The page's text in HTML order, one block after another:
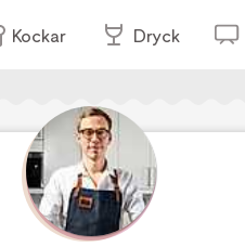
Kockar Dryck